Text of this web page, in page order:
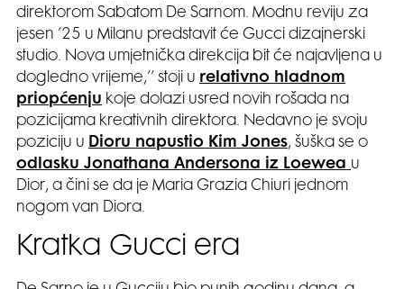
direktorom Sabatom De Sarnom. Modnu reviju za
jesen ’25 u Milanu predstavit će Gucci dizajnerski
studio. Nova umjetnička direkcija bit će najavljena u
dogledno vrijeme,’’ stoji u relativno hladnom
priopćenju koje dolazi usred novih rošada na
pozicijama kreativnih direktora. Nedavno je svoju
poziciju u Dioru napustio Kim Jones, šuška se o
odlasku Jonathana Andersona iz Loewea u
Dior, a čini se da je Maria Grazia Chiuri jednom
nogom van Diora.
Kratka Gucci era